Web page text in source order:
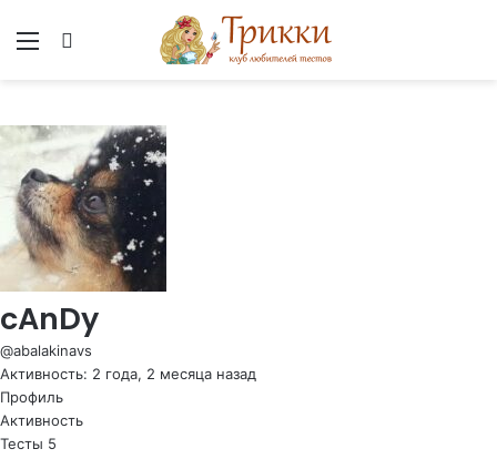
Меню
cAnDy
@abalakinavs
Активность: 2 года, 2 месяца назад
Профиль
Активность
Тесты 5